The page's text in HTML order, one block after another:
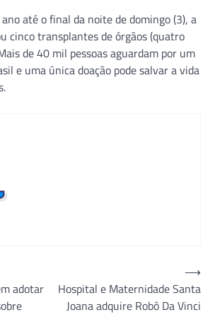
até o final da noite de domingo (3), a
cinco transplantes de órgãos (quatro
de 40 mil pessoas aguardam por um
e uma única doação pode salvar a vida
adotar
Hospital e Maternidade Santa
Joana adquire Robô Da Vinci
⟶